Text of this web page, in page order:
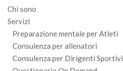
Chi sono
Servizi
Preparazione mentale per Atleti
Consulenza per allenatori
Consulenza per Dirigenti Sportivi